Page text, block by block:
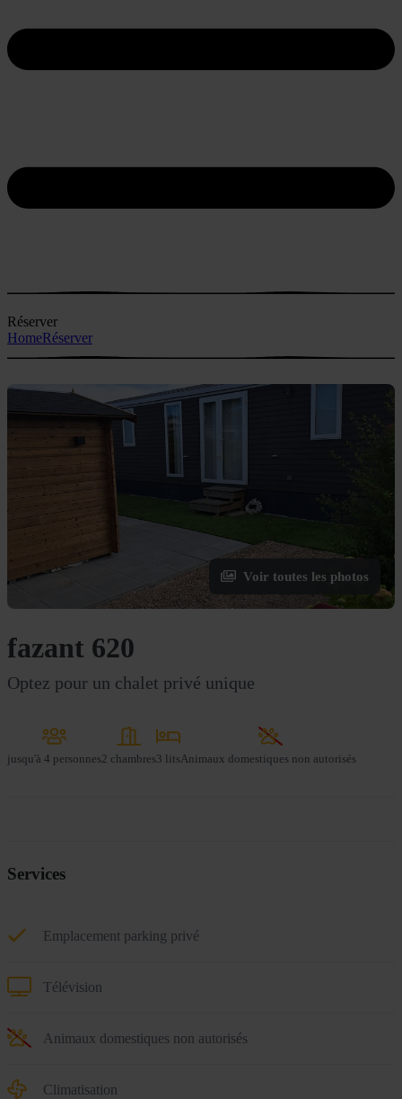
Réserver
HomeRéserver
Voir toutes les photos
fazant 620
Optez pour un chalet privé unique
jusqu'à 4 personnes2 chambres3 litsAnimaux domestiques non autorisés
Services
Emplacement parking privé
Télévision
Animaux domestiques non autorisés
Climatisation